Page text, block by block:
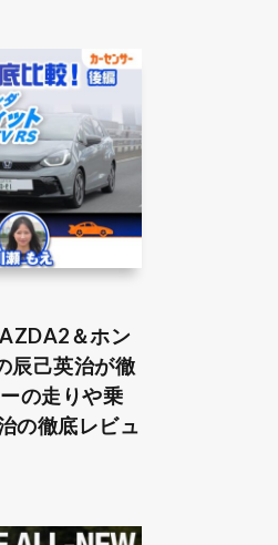
＆ホン
辰己英治が徹
の走りや乗
の徹底レビュ